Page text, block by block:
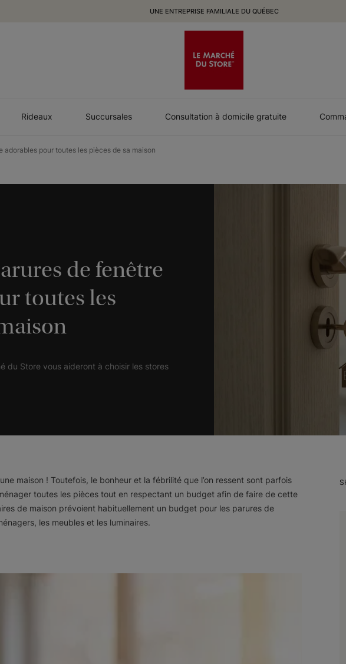
UNE ENTREPRISE FAMILIALE DU QUÉBEC
Rideaux Succursales Consultation à domicile gratuite
adorables pour toutes les pièces de sa maison
de fenêtre
toutes les
du Store vous aideront à choisir les stores
maison ! Toutefois, le bonheur et la fébrilité que l’on ressent sont parfois
toutes les pièces tout en respectant un budget afin de faire de cette
de maison prévoient habituellement un budget pour les parures de
les meubles et les luminaires.